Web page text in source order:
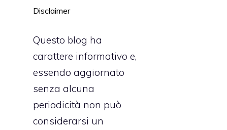
Disclaimer
Questo blog ha
carattere informativo e,
essendo aggiornato
senza alcuna
periodicità non può
considerarsi un